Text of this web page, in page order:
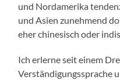
und Nordamerika
und Asien zunehmend
eher chinesisch oder
Ich erlerne seit einem
Verständigungssprache